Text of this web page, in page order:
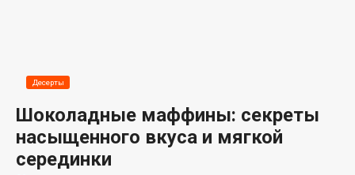
Десерты
Шоколадные маффины: секреты
насыщенного вкуса и мягкой
серединки